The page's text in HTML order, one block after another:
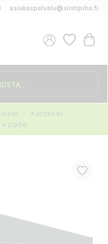
asiakaspalvelu@siistipiha.fi
Katokset
peite